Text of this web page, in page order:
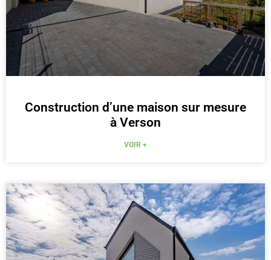
Construction d’une maison sur mesure
à Verson
VOIR +